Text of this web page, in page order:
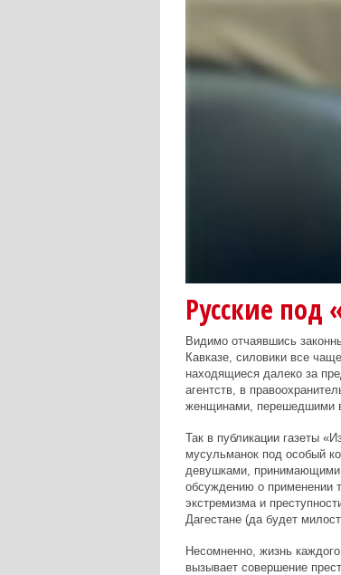
Русские под
Видимо отчаявшись
Кавказе, силовики все
находящиеся далеко за
агентств, в
женщинами, перешедшими
Так в публикации газеты
мусульманок под особый
девушками, принимающими
обсуждению о применении
экстремизма и
Дагестане (да будет
Несомненно, жизнь
вызывает совершение